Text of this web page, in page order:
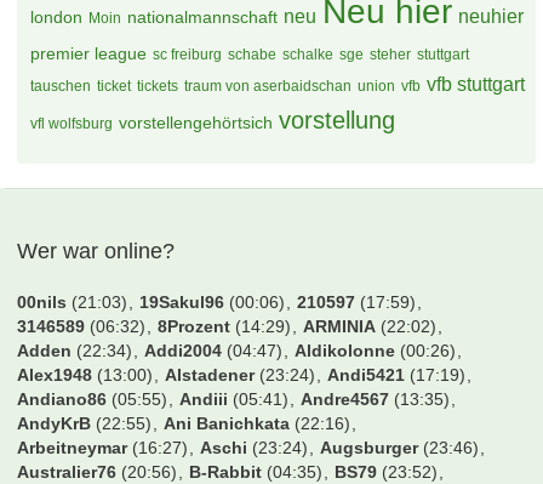
41 Antworten, 1.663 Zugriffe, Vor 2 Wochen
Hallo
28 Antworten, 1.387 Zugriffe, Vor 2 Wochen
Tags
bayern Borussia Dortmund bundesliga bvb
BVB Borussia Dortmund champions league DFB DFB Pokal
effzeh eintracht frankfurt EM 2024 england fcb fc bayern
fc bayern münchen fußball Fußballfan gerhard 56
Groundhopping groundhopping tickets
Hallo alle zusammen hamburg hsv karten kartentausch Konzerte